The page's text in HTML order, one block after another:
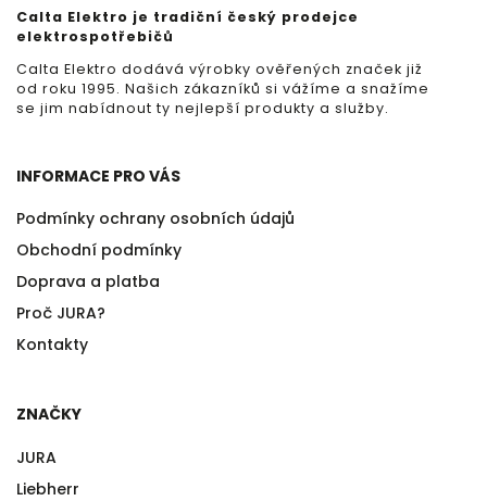
Calta Elektro je tradiční český prodejce
elektrospotřebičů
Calta Elektro dodává výrobky ověřených značek již
od roku 1995. Našich zákazníků si vážíme a snažíme
se jim nabídnout ty nejlepší produkty a služby.
INFORMACE PRO VÁS
Podmínky ochrany osobních údajů
Obchodní podmínky
Doprava a platba
Proč JURA?
Kontakty
ZNAČKY
JURA
Liebherr